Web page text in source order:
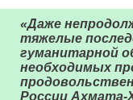
«Даже
тяжелые
гуманитарной
необходимых
России Ахмата-